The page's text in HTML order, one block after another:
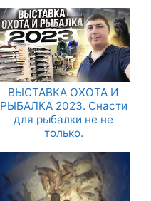
ВЫСТАВКА ОХОТА И
РЫБАЛКА 2023. Снасти
для рыбалки не не
только.